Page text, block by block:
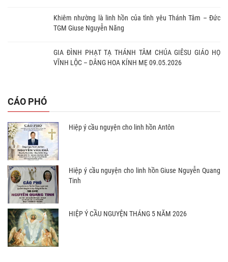
Khiêm nhường là linh hồn của tình yêu Thánh Tâm – Đức
TGM Giuse Nguyễn Năng
GIA ĐÌNH PHẠT TẠ THÁNH TÂM CHÚA GIÊSU GIÁO HỌ
VĨNH LỘC – DÂNG HOA KÍNH MẸ 09.05.2026
CÁO PHÓ
Hiệp ý cầu nguyện cho linh hồn Antôn
Hiệp ý cầu nguyện cho linh hồn Giuse Nguyễn Quang
Tinh
HIỆP Ý CẦU NGUYỆN THÁNG 5 NĂM 2026